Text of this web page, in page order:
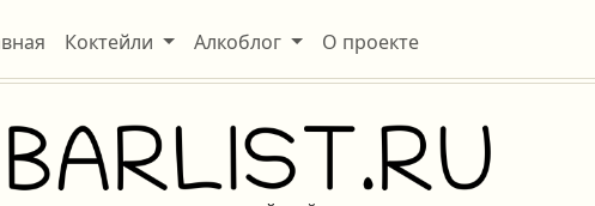
Коктейли Алкоблог О проекте